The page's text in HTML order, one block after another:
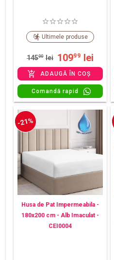
Ultimele produse
14500 lei 10999 lei
ADAUGĂ ÎN COȘ
Comandă rapid
-21%
Husa de Pat Impermeabila -
180x200 cm - Alb Imaculat -
CEI0004